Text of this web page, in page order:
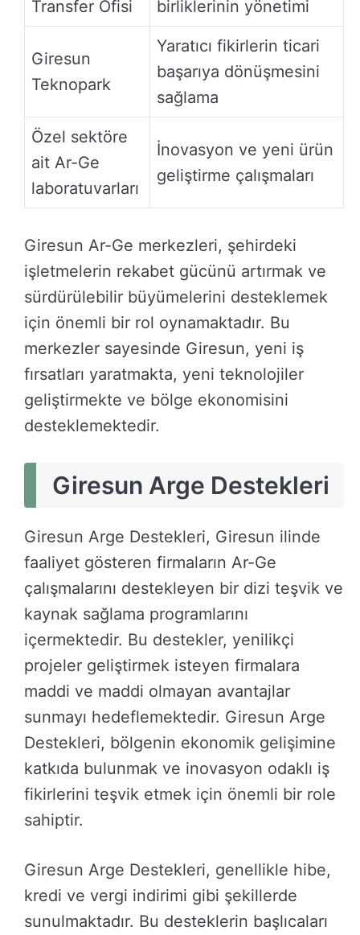
Transfer Ofisi birliklerinin yönetimi
Giresun
Teknopark
Yaratıcı fikirlerin ticari
başarıya dönüşmesini
sağlama
Özel sektöre
ait Ar-Ge
laboratuvarları
İnovasyon ve yeni ürün
geliştirme çalışmaları
Giresun Ar-Ge merkezleri, şehirdeki
işletmelerin rekabet gücünü artırmak ve
sürdürülebilir büyümelerini desteklemek
için önemli bir rol oynamaktadır. Bu
merkezler sayesinde Giresun, yeni iş
fırsatları yaratmakta, yeni teknolojiler
geliştirmekte ve bölge ekonomisini
desteklemektedir.
Giresun Arge Destekleri
Giresun Arge Destekleri, Giresun ilinde
faaliyet gösteren firmaların Ar-Ge
çalışmalarını destekleyen bir dizi teşvik ve
kaynak sağlama programlarını
içermektedir. Bu destekler, yenilikçi
projeler geliştirmek isteyen firmalara
maddi ve maddi olmayan avantajlar
sunmayı hedeflemektedir. Giresun Arge
Destekleri, bölgenin ekonomik gelişimine
katkıda bulunmak ve inovasyon odaklı iş
fikirlerini teşvik etmek için önemli bir role
sahiptir.
Giresun Arge Destekleri, genellikle hibe,
kredi ve vergi indirimi gibi şekillerde
sunulmaktadır. Bu desteklerin başlıcaları